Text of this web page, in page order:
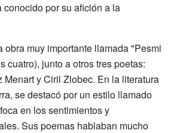
conocido por su afición a la
obra muy importante llamada "Pesmi
cuatro), junto a otros tres poetas:
Menart y Ciril Zlobec. En la literatura
se destacó por un estilo llamado
en los sentimientos y
Sus poemas hablaban mucho